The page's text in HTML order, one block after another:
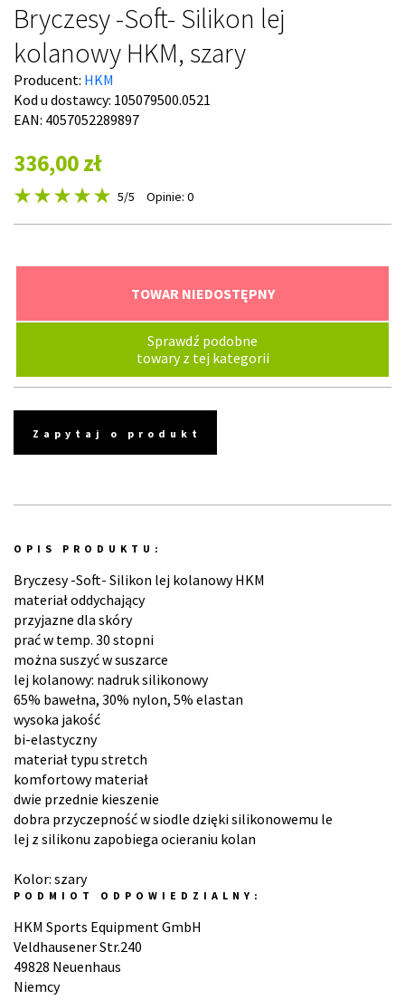
Bryczesy -Soft- Silikon lej
kolanowy HKM, szary
Producent: HKM
Kod u dostawcy: 105079500.0521
EAN: 4057052289897
336,00 zł
5/5 Opinie: 0
TOWAR NIEDOSTĘPNY
Sprawdź podobne
towary z tej kategorii
Zapytaj o produkt
OPIS PRODUKTU:
Bryczesy -Soft- Silikon lej kolanowy HKM
materiał oddychający
przyjazne dla skóry
prać w temp. 30 stopni
można suszyć w suszarce
lej kolanowy: nadruk silikonowy
65% bawełna, 30% nylon, 5% elastan
wysoka jakość
bi-elastyczny
materiał typu stretch
komfortowy materiał
dwie przednie kieszenie
dobra przyczepność w siodle dzięki silikonowemu le
lej z silikonu zapobiega ocieraniu kolan
Kolor: szary
PODMIOT ODPOWIEDZIALNY:
HKM Sports Equipment GmbH
Veldhausener Str.240
49828 Neuenhaus
Niemcy